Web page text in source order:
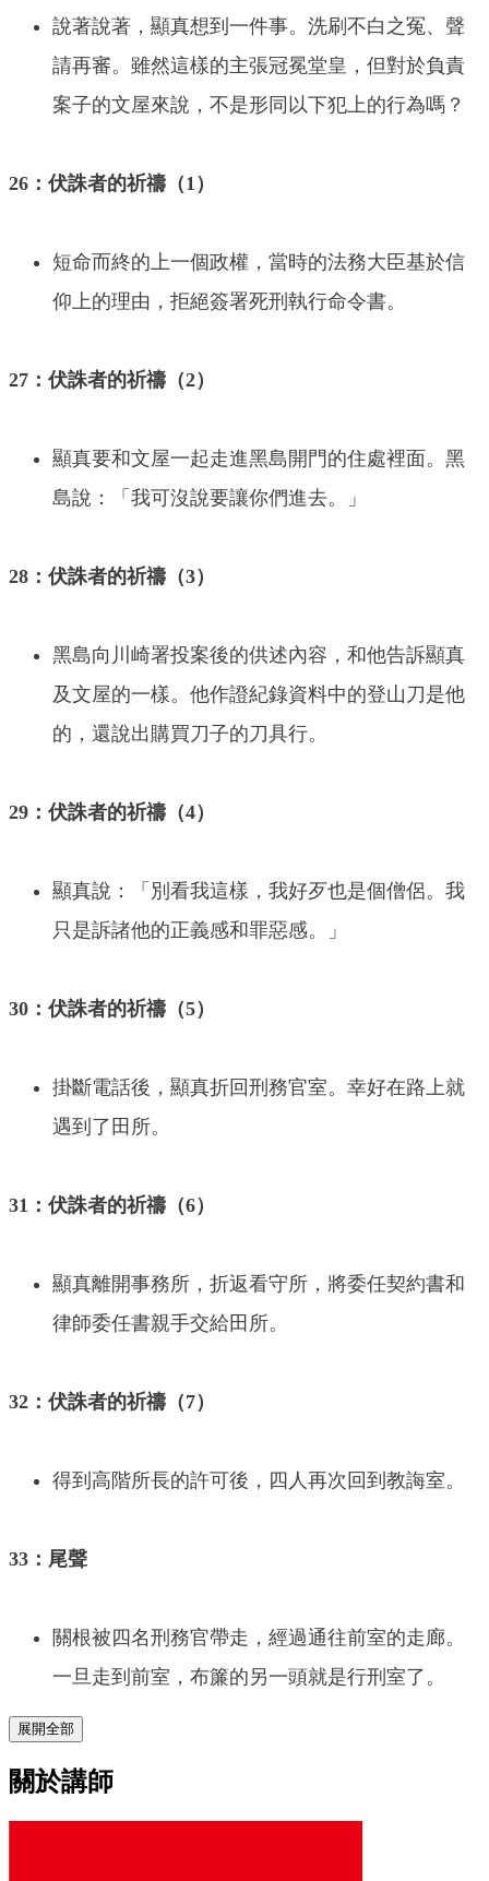
說著說著，顯真想到一件事。洗刷不白之冤、聲
請再審。雖然這樣的主張冠冕堂皇，但對於負責
案子的文屋來說，不是形同以下犯上的行為嗎？
26：伏誅者的祈禱（1）
短命而終的上一個政權，當時的法務大臣基於信
仰上的理由，拒絕簽署死刑執行命令書。
27：伏誅者的祈禱（2）
顯真要和文屋一起走進黑島開門的住處裡面。黑
島說：「我可沒說要讓你們進去。」
28：伏誅者的祈禱（3）
黑島向川崎署投案後的供述內容，和他告訴顯真
及文屋的一樣。他作證紀錄資料中的登山刀是他
的，還說出購買刀子的刀具行。
29：伏誅者的祈禱（4）
顯真說：「別看我這樣，我好歹也是個僧侶。我
只是訴諸他的正義感和罪惡感。」
30：伏誅者的祈禱（5）
掛斷電話後，顯真折回刑務官室。幸好在路上就
遇到了田所。
31：伏誅者的祈禱（6）
顯真離開事務所，折返看守所，將委任契約書和
律師委任書親手交給田所。
32：伏誅者的祈禱（7）
得到高階所長的許可後，四人再次回到教誨室。
33：尾聲
關根被四名刑務官帶走，經過通往前室的走廊。
一旦走到前室，布簾的另一頭就是行刑室了。
展開全部
關於講師